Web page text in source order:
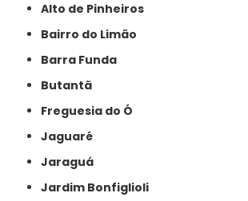
Alto de Pinheiros
Bairro do Limão
Barra Funda
Butantã
Freguesia do Ó
Jaguaré
Jaraguá
Jardim Bonfiglioli